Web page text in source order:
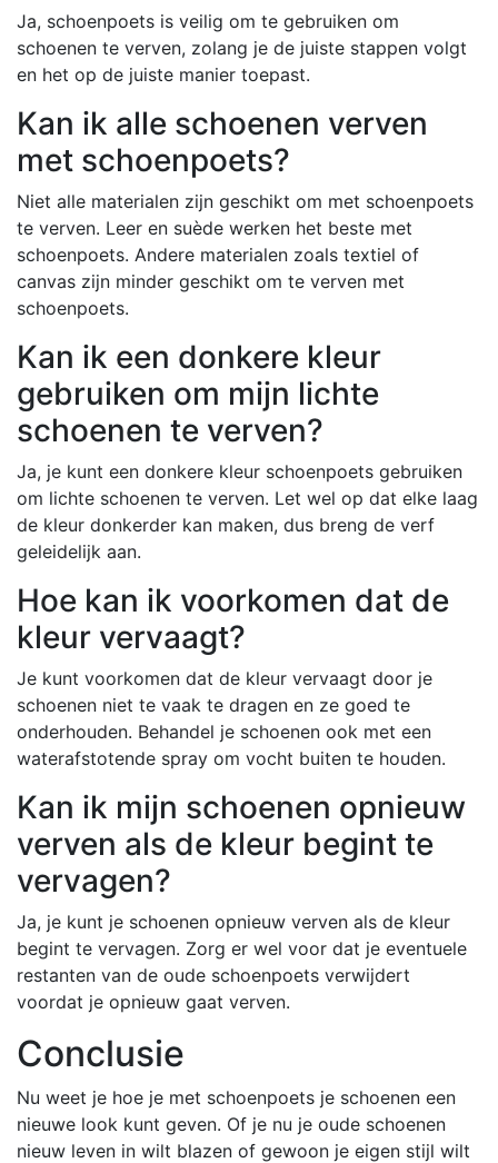
Ja, schoenpoets is veilig om te gebruiken om
schoenen te verven, zolang je de juiste stappen volgt
en het op de juiste manier toepast.
Kan ik alle schoenen verven
met schoenpoets?
Niet alle materialen zijn geschikt om met schoenpoets
te verven. Leer en suède werken het beste met
schoenpoets. Andere materialen zoals textiel of
canvas zijn minder geschikt om te verven met
schoenpoets.
Kan ik een donkere kleur
gebruiken om mijn lichte
schoenen te verven?
Ja, je kunt een donkere kleur schoenpoets gebruiken
om lichte schoenen te verven. Let wel op dat elke laag
de kleur donkerder kan maken, dus breng de verf
geleidelijk aan.
Hoe kan ik voorkomen dat de
kleur vervaagt?
Je kunt voorkomen dat de kleur vervaagt door je
schoenen niet te vaak te dragen en ze goed te
onderhouden. Behandel je schoenen ook met een
waterafstotende spray om vocht buiten te houden.
Kan ik mijn schoenen opnieuw
verven als de kleur begint te
vervagen?
Ja, je kunt je schoenen opnieuw verven als de kleur
begint te vervagen. Zorg er wel voor dat je eventuele
restanten van de oude schoenpoets verwijdert
voordat je opnieuw gaat verven.
Conclusie
Nu weet je hoe je met schoenpoets je schoenen een
nieuwe look kunt geven. Of je nu je oude schoenen
nieuw leven in wilt blazen of gewoon je eigen stijl wilt